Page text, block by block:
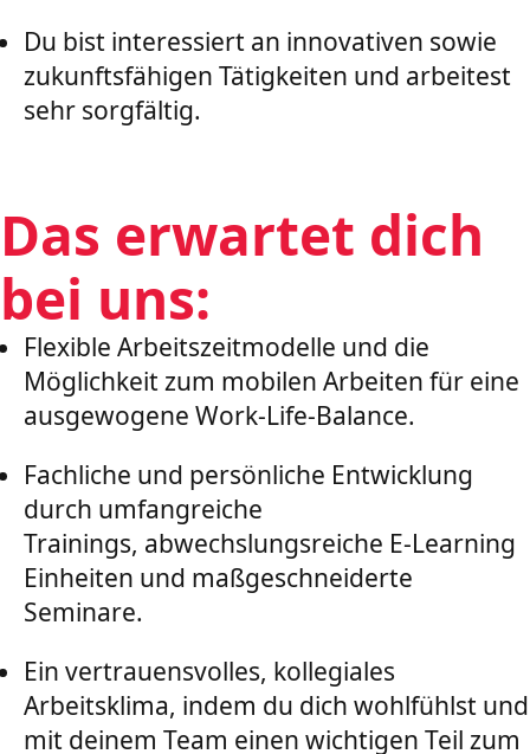
Du bist interessiert an innovativen sowie
zukunftsfähigen Tätigkeiten und arbeitest
sehr sorgfältig.
Das erwartet dich
bei uns:
Flexible Arbeitszeitmodelle und die
Möglichkeit zum mobilen Arbeiten für eine
ausgewogene Work-Life-Balance.
Fachliche und persönliche Entwicklung
durch umfangreiche
Trainings, abwechslungsreiche E-Learning
Einheiten und maßgeschneiderte
Seminare.
Ein vertrauensvolles, kollegiales
Arbeitsklima, indem du dich wohlfühlst und
mit deinem Team einen wichtigen Teil zum